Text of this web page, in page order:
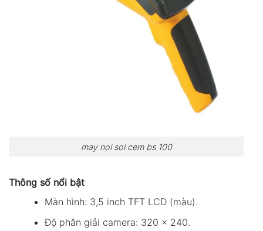
may noi soi cem bs 100
Thông số nổi bật
Màn hình: 3,5 inch TFT LCD (màu).
Độ phân giải camera: 320 x 240.